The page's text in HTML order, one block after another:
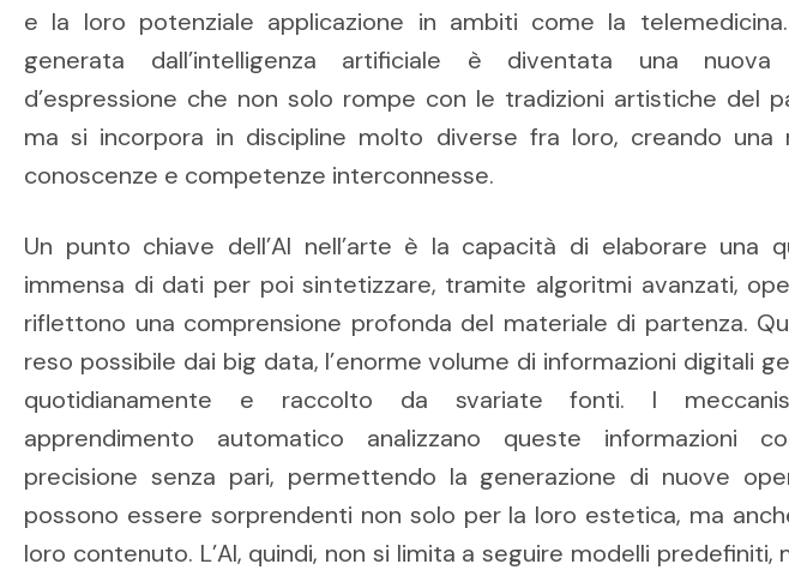
e la loro potenziale applicazione in ambiti come la telemedicina.
generata dall’intelligenza artificiale è diventata una nuova
d’espressione che non solo rompe con le tradizioni artistiche del
ma si incorpora in discipline molto diverse fra loro, creando una
conoscenze e competenze interconnesse.
Un punto chiave dell’AI nell’arte è la capacità di elaborare una
immensa di dati per poi sintetizzare, tramite algoritmi avanzati,
riflettono una comprensione profonda del materiale di partenza.
reso possibile dai big data, l’enorme volume di informazioni digitali
quotidianamente e raccolto da svariate fonti. I
apprendimento automatico analizzano queste informazioni
precisione senza pari, permettendo la generazione di nuove
possono essere sorprendenti non solo per la loro estetica, ma
loro contenuto. L’AI, quindi, non si limita a seguire modelli predefiniti,